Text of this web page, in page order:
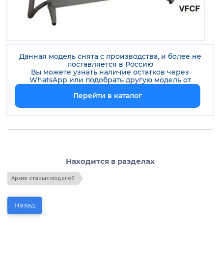
Данная модель снята с производства, и более не
поставляется в Россию
Вы можете узнать наличие остатков через
WhatsApp или подобрать другую модель от
Перейти в каталог
Находится в разделах
Архив старых моделей
Назад